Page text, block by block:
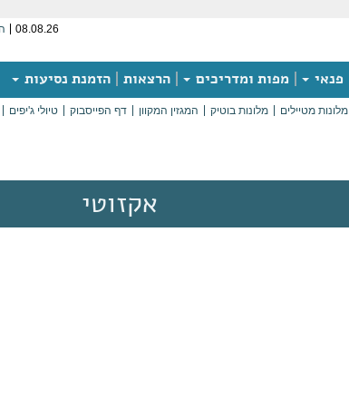
08.08.26
פנאי מפות ומדריכים הרצאות הזמנת נסיעות
מלונות מטיילים מלונות בוטיק המגזין המקוון דף הפייסבוק טיולי ג'יפים
אקזוטי